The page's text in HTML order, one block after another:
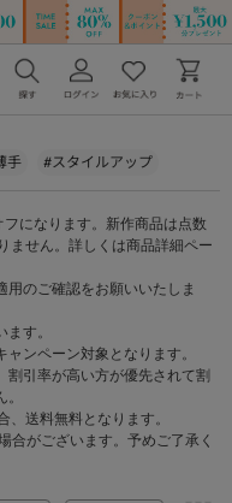
手 #スタイルアップ
になります。新作商品は点数
ません。詳しくは商品詳細ペー
のご確認をお願いいたしま
す。
ンペーン対象となります。
引率が高い方が優先されて割
送料無料となります。
合がございます。予めご了承く